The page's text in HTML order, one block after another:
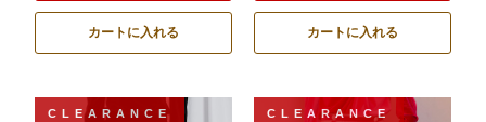
カートに入れる カートに入れる
CLEARANCE CLEARANCE